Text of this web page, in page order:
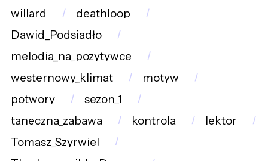
willard
deathloop
Dawid_Podsiadło
melodia_na_pozytywce
westernowy_klimat
motyw
potwory
sezon_1
taneczna_zabawa
kontrola
lektor
Tomasz_Szyrwiel